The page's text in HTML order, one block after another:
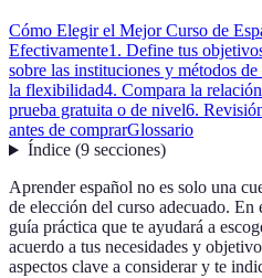
Cómo Elegir el Mejor Curso de
Efectivamente1. Define tus
sobre las instituciones y métodos de
la flexibilidad4. Compara la
prueba gratuita o de nivel6.
antes de comprarGlossario
Índice(9 secciones)
Aprender español no es solo una
de elección del curso adecuado. En
guía práctica que te ayudará a
acuerdo a tus necesidades y
aspectos clave a considerar y te